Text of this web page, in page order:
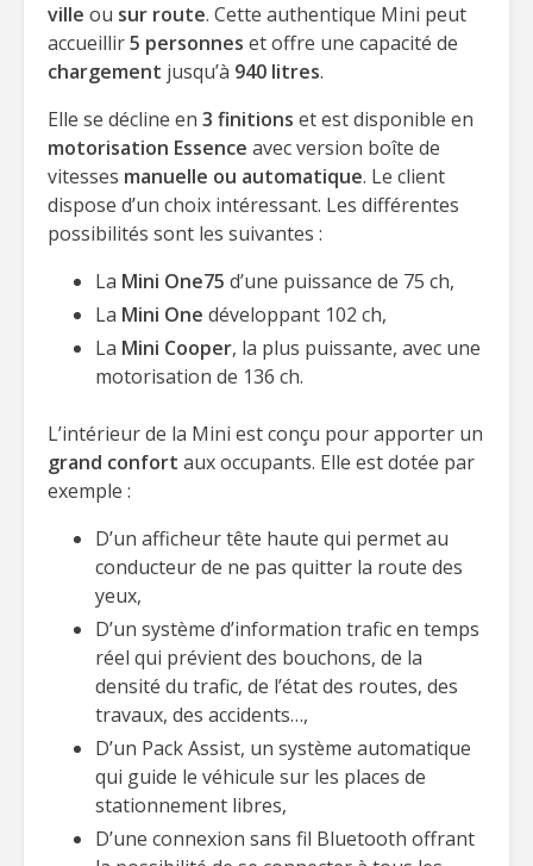
ville ou sur route. Cette authentique Mini peut
accueillir5 personnes et offre une capacité de
chargement jusqu’à 940 litres.
Elle se décline en 3 finitions et est disponible en
motorisation Essence avec version boîte de
vitesses manuelle ou automatique. Le client
dispose d’un choix intéressant. Les différentes
possibilités sont les suivantes :
La Mini One75 d’une puissance de 75 ch,
La Mini One développant 102 ch,
La Mini Cooper, la plus puissante, avec une
motorisation de 136 ch.
L’intérieur de la Mini est conçu pour apporter un
grand confort aux occupants. Elle est dotée par
exemple :
D’un afficheur tête haute qui permet au
conducteur de ne pas quitter la route des
yeux,
D’un système d’information trafic en temps
réel qui prévient des bouchons, de la
densité du trafic, de l’état des routes, des
travaux, des accidents…,
D’un Pack Assist, un système automatique
qui guide le véhicule sur les places de
stationnement libres,
D’une connexion sans fil Bluetooth offrant